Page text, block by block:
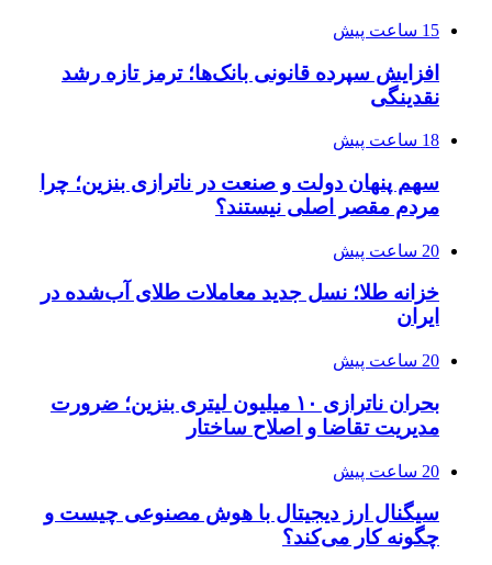
15 ساعت پیش
افزایش سپرده قانونی بانک‌ها؛ ترمز تازه رشد
نقدینگی
18 ساعت پیش
سهم پنهان دولت و صنعت در ناترازی بنزین؛ چرا
مردم مقصر اصلی نیستند؟
20 ساعت پیش
خزانه طلا؛ نسل جدید معاملات طلای آب‌شده در
ایران
20 ساعت پیش
بحران ناترازی ۱۰ میلیون لیتری بنزین؛ ضرورت
مدیریت تقاضا و اصلاح ساختار
20 ساعت پیش
سیگنال ارز دیجیتال با هوش مصنوعی چیست و
چگونه کار می‌کند؟